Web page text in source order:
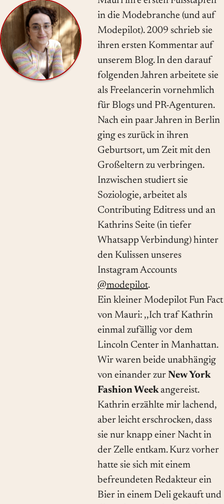
in die Modebranche (und auf
Modepilot). 2009 schrieb sie
ihren ersten Kommentar auf
unserem Blog. In den darauf
folgenden Jahren arbeitete sie
als Freelancerin vornehmlich
für Blogs und PR-Agenturen.
Nach ein paar Jahren in Berlin
ging es zurück in ihren
Geburtsort, um Zeit mit den
Großeltern zu verbringen.
Inzwischen studiert sie
Soziologie, arbeitet als
Contributing Editress und an
Kathrins Seite (in tiefer
Whatsapp Verbindung) hinter
den Kulissen unseres
Instagram Accounts
@modepilot.
Ein kleiner Modepilot Fun Fact
von Mauri: ,,Ich traf Kathrin
einmal zufällig vor dem
Lincoln Center in Manhattan.
Wir waren beide unabhängig
von einander zur New York
Fashion Weekangereist.
Kathrin erzählte mir lachend,
aber leicht erschrocken, dass
sie nur knapp einer Nacht in
der Zelle entkam. Kurz vorher
hatte sie sich mit einem
befreundeten Redakteur ein
Bier in einem Deli gekauft und